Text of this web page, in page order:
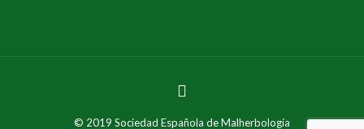
© 2019 Sociedad Española de Malherbología